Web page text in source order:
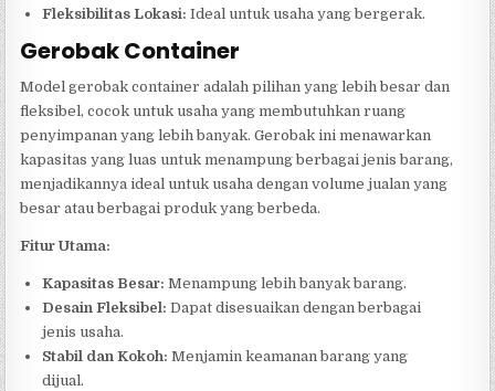
Fleksibilitas Lokasi: Ideal untuk usaha yang bergerak.
Gerobak Container
Model gerobak container adalah pilihan yang lebih besar dan
fleksibel, cocok untuk usaha yang membutuhkan ruang
penyimpanan yang lebih banyak. Gerobak ini menawarkan
kapasitas yang luas untuk menampung berbagai jenis barang,
menjadikannya ideal untuk usaha dengan volume jualan yang
besar atau berbagai produk yang berbeda.
Fitur Utama:
Kapasitas Besar: Menampung lebih banyak barang.
Desain Fleksibel: Dapat disesuaikan dengan berbagai
jenis usaha.
Stabil dan Kokoh: Menjamin keamanan barang yang
dijual.